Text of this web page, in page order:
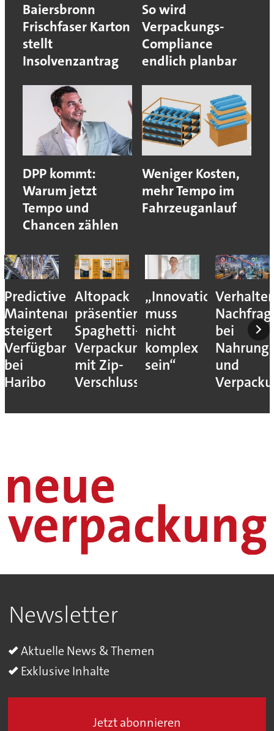
Baiersbronn
Frischfaser Karton
stellt
Insolvenzantrag
So wird
Verpackungs-
Compliance
endlich planbar
DPP kommt:
Warum jetzt
Tempo und
Chancen zählen
Weniger Kosten,
mehr Tempo im
Fahrzeuganlauf
Predictive
Maintenance
steigert
Verfügbarkeit
bei
Haribo
Altopack
präsentiert
Spaghetti-
Verpackung
mit Zip-
Verschluss
„Innovation
muss
nicht
komplex
sein“
bei
und
Newsletter
Aktuelle News & Themen
Exklusive Inhalte
Jetzt abonnieren